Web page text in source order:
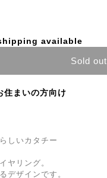
available
Sold out
住まいの方向け
しいカタチー
ヤリング。
デザインです。